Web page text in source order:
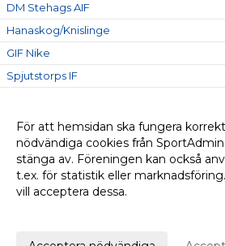
DM Stehags AIF
Hanaskog/Knislinge
GIF Nike
Spjutstorps IF
Harlösaspelen
Hesslecupen
Matchreferat
inställningar
Webbversion
För att hemsidan ska fungera
nödvändiga cookies från
stänga av. Föreningen kan också
t.ex. för statistik eller
vill acceptera dessa.